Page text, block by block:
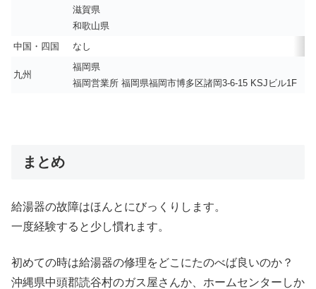
滋賀県
和歌山県
中国・四国
なし
九州
福岡県
福岡営業所 福岡県福岡市博多区諸岡3-6-15 KSJビル1F
まとめ
給湯器の故障はほんとにびっくりします。
一度経験すると少し慣れます。
初めての時は給湯器の修理をどこにたのべば良いのか？
沖縄県中頭郡読谷村のガス屋さんか、ホームセンターしか